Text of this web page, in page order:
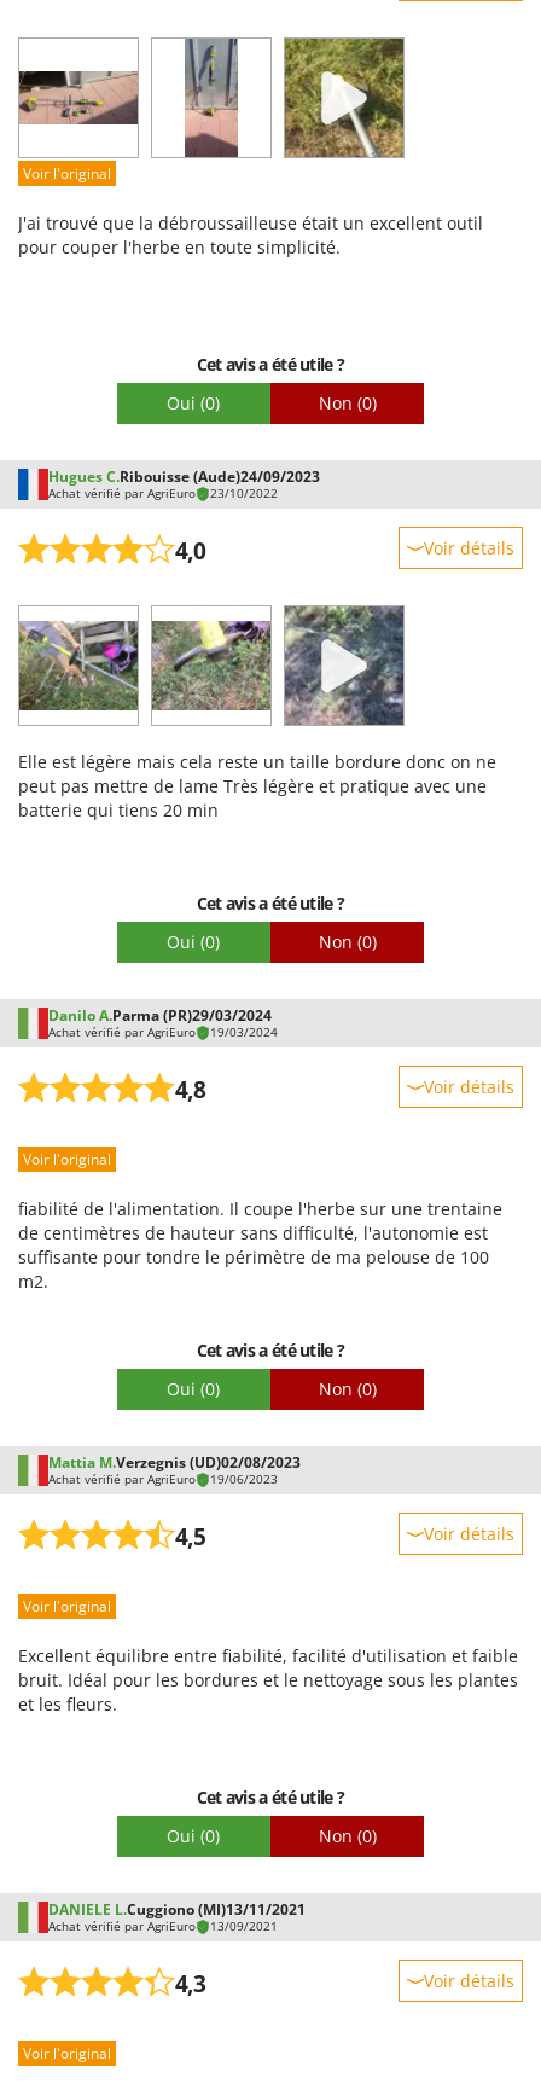
Z
Zanon
Zephir
Zodiac
Zomax
Facilité d'utilisation
Qualité / Prix
Facilité de montage
Voir l'original
J'ai trouvé que la débroussailleuse était un excellent outil
pour couper l'herbe en toute simplicité.
Cet avis a été utile ?
Oui (0) Non (0)
Hugues C.Ribouisse (Aude)24/09/2023
Achat vérifié par AgriEuro 23/10/2022
4,0 Voir détails
Prestations
Facilité d'utilisation
Qualité / Prix
Facilité de montage
Emballage
Elle est légère mais cela reste un taille bordure donc on ne
peut pas mettre de lame Très légère et pratique avec une
batterie qui tiens 20 min
Cet avis a été utile ?
Oui (0) Non (0)
Danilo A.Parma (PR)29/03/2024
Achat vérifié par AgriEuro 19/03/2024
4,8 Voir détails
Prestations
Qualité / Prix
Facilité de montage
Voir l'original
fiabilité de l'alimentation. Il coupe l'herbe sur une trentaine
de centimètres de hauteur sans difficulté, l'autonomie est
suffisante pour tondre le périmètre de ma pelouse de 100
m2.
Cet avis a été utile ?
Oui (0) Non (0)
Mattia M.Verzegnis (UD)02/08/2023
Achat vérifié par AgriEuro 19/06/2023
4,5 Voir détails
Prestations
Qualité / Prix
Facilité de montage
Voir l'original
Excellent équilibre entre fiabilité, facilité d'utilisation et faible
bruit. Idéal pour les bordures et le nettoyage sous les plantes
et les fleurs.
Cet avis a été utile ?
Oui (0) Non (0)
DANIELE L.Cuggiono (MI)13/11/2021
Achat vérifié par AgriEuro 13/09/2021
4,3 Voir détails
Prestations
Voir l'original